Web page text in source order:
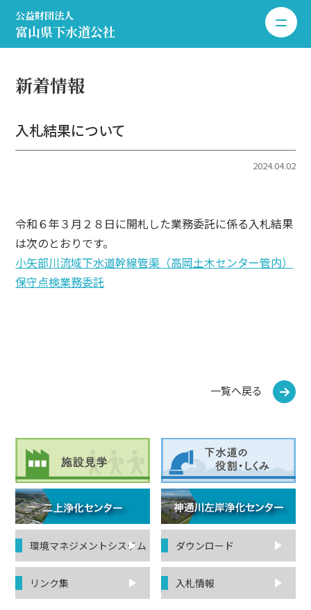
公益財団法人
富山県下水道公社 toggle
新着情報
入札結果について
2024.04.02
令和６年３月２８日に開札した業務委託に係る入札結果
は次のとおりです。
小矢部川流域下水道幹線管渠（高岡土木センター管内）
保守点検業務委託
一覧へ戻る
環境マネジメントシステム ダウンロード
リンク集 入札情報